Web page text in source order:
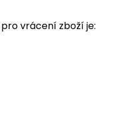
vrácení zboží je: